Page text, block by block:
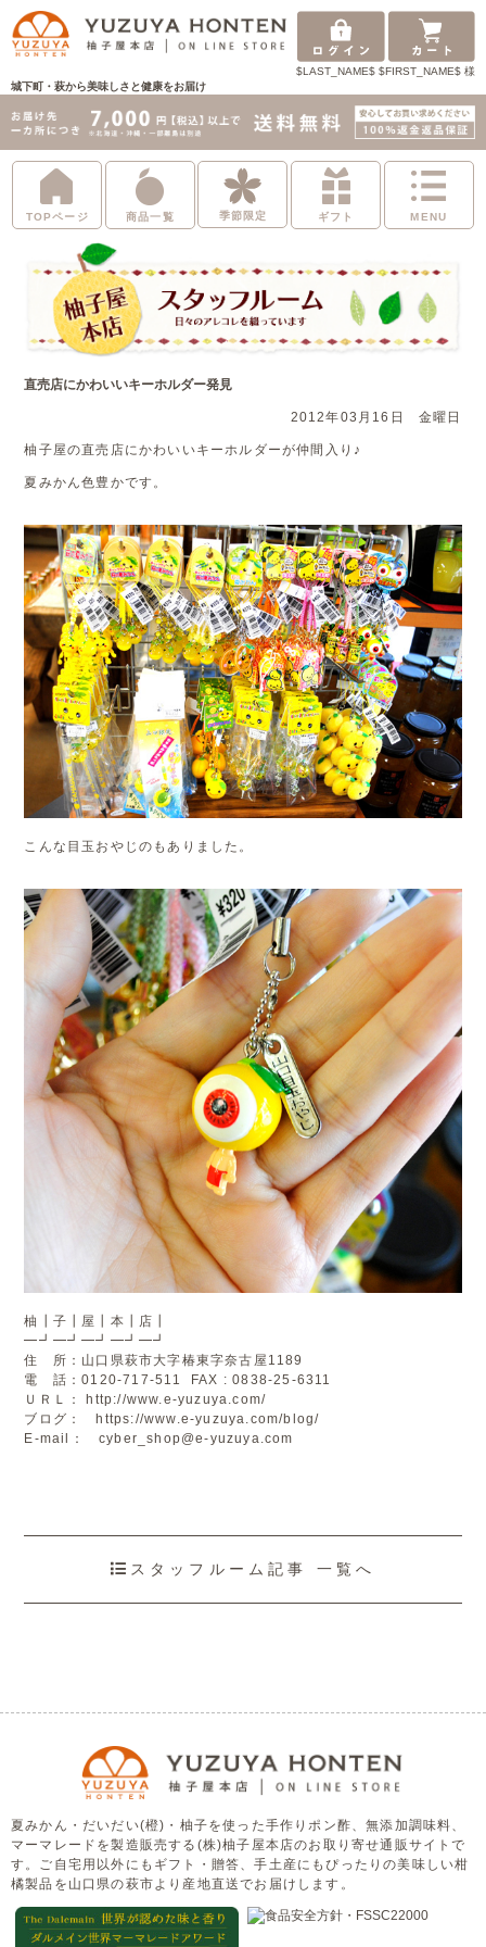
$LAST_NAME$ $FIRST_NAME$ 様
城下町・萩から美味しさと健康をお届け
TOPページ 商品一覧 季節限定 ギフト MENU
直売店にかわいいキーホルダー発見
2012年03月16日 金曜日
柚子屋の直売店にかわいいキーホルダーが仲間入り♪
夏みかん色豊かです。
こんな目玉おやじのもありました。
柚┃子┃屋┃本┃店┃
━┛━┛━┛━┛━┛
住 所：山口県萩市大字椿東字奈古屋1189
電 話：0120-717-511 FAX : 0838-25-6311
ＵＲＬ：
http://www.e-yuzuya.com/
ブログ：
https://www.e-yuzuya.com/blog/
E-mail：cyber_shop@e-yuzuya.com
スタッフルーム記事 一覧へ
夏みかん・だいだい(橙)・柚子を使った手作りポン酢、無添加調味料、
マーマレードを製造販売する(株)柚子屋本店のお取り寄せ通販サイトで
す。ご自宅用以外にもギフト・贈答、手土産にもぴったりの美味しい柑
橘製品を山口県の萩市より産地直送でお届けします。